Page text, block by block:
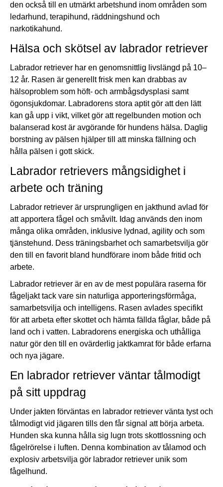
den också till en utmärkt arbetshund inom områden som
ledarhund, terapihund, räddningshund och
narkotikahund.
Hälsa och skötsel av labrador retriever
Labrador retriever har en genomsnittlig livslängd på 10–
12 år. Rasen är generellt frisk men kan drabbas av
hälsoproblem som höft- och armbågsdysplasi samt
ögonsjukdomar. Labradorens stora aptit gör att den lätt
kan gå upp i vikt, vilket gör att regelbunden motion och
balanserad kost är avgörande för hundens hälsa. Daglig
borstning av pälsen hjälper till att minska fällning och
hålla pälsen i gott skick.
Labrador retrievers mångsidighet i
arbete och träning
Labrador retriever är ursprungligen en jakthund avlad för
att apportera fågel och småvilt. Idag används den inom
många olika områden, inklusive lydnad, agility och som
tjänstehund. Dess träningsbarhet och samarbetsvilja gör
den till en favorit bland hundförare inom både fritid och
arbete.
Labrador retriever är en av de mest populära raserna för
fågeljakt tack vare sin naturliga apporteringsförmåga,
samarbetsvilja och intelligens. Rasen avlades specifikt
för att arbeta efter skottet och hämta fällda fåglar, både på
land och i vatten. Labradorens energiska och uthålliga
natur gör den till en ovärderlig jaktkamrat för både erfarna
och nya jägare.
En labrador retriever väntar tålmodigt
på sitt uppdrag
Under jakten förväntas en labrador retriever vänta tyst och
tålmodigt vid jägaren tills den får signal att börja arbeta.
Hunden ska kunna hålla sig lugn trots skottlossning och
fågelrörelse i luften. Denna kombination av tålamod och
explosiv arbetsvilja gör labrador retriever unik som
fågelhund.